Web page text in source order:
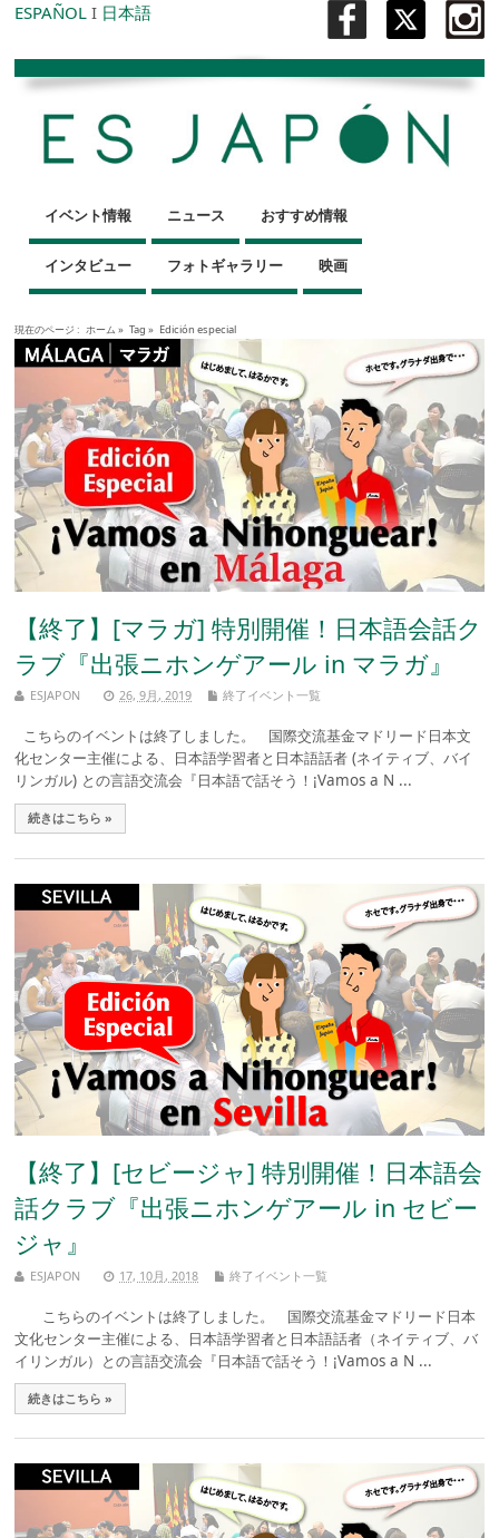
ESPAÑOL I 日本語
イベント情報 ニュース おすすめ情報
インタビュー フォトギャラリー 映画
現在のページ : ホーム » Tag » Edición especial
【終了】[マラガ] 特別開催！日本語会話ク
ラブ『出張ニホンゲアール in マラガ』
ESJAPON 26, 9月, 2019 終了イベント一覧
こちらのイベントは終了しました。 国際交流基金マドリード日本文
化センター主催による、日本語学習者と日本語話者 (ネイティブ、バイ
リンガル) との言語交流会『日本語で話そう！¡Vamos a N ...
続きはこちら »
【終了】[セビージャ] 特別開催！日本語会
話クラブ『出張ニホンゲアール in セビー
ジャ』
ESJAPON 17, 10月, 2018 終了イベント一覧
こちらのイベントは終了しました。 国際交流基金マドリード日本
文化センター主催による、日本語学習者と日本語話者（ネイティブ、バ
イリンガル）との言語交流会『日本語で話そう！¡Vamos a N ...
続きはこちら »